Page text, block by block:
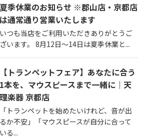
夏季休業のお知らせ ※郡山店・京都店
は通常通り営業いたします
いつも当店をご利用いただきありがとうご
ざいます。 8月12日～14日は夏季休業と...
【トランペットフェア】あなたに合う
1本を、マウスピースまで一緒に｜天
理楽器 京都店
「トランペットを始めたいけれど、音が出
るか不安」「マウスピースが自分に合って
いる...